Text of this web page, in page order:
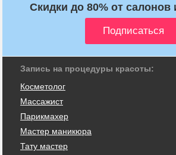
Скидки до 80% от салонов
Запись на процедуры красоты:
Косметолог
Массажист
Парикмахер
Мастер маникюра
Тату мастер